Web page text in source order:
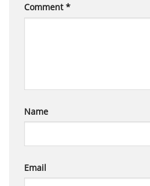
Comment*
Name
Email